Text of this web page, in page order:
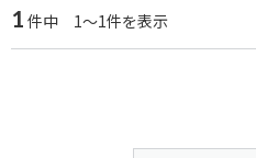
1 件中 1～1件を表示